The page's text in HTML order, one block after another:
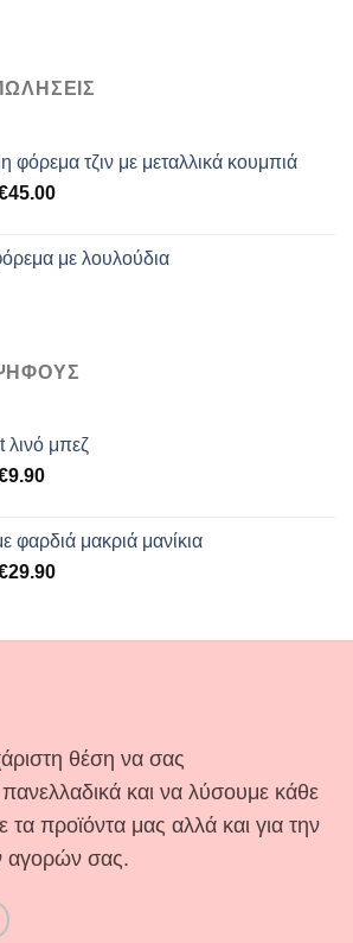
τζιν με μεταλλικά κουμπιά
45.00Η
είναι:
με λουλούδια
λινό μπεζ
9.90Η
είναι:
€9.90.
φαρδιά μακριά μανίκια
29.90Η
είναι:
θέση να σας
και να λύσουμε κάθε
τα προϊόντα μας αλλά και για την
αγορών σας.